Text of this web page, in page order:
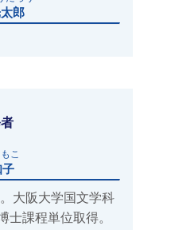
郎
こ
大阪大学国文学科
士課程単位取得。